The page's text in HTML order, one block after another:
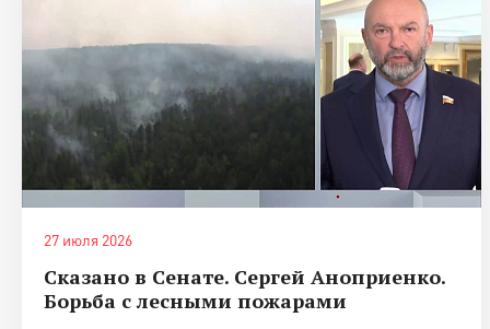
27 июля 2026
Сказано в Сенате. Сергей Аноприенко.
Борьба с лесными пожарами